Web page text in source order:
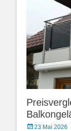
Posted
23 Mai 2026